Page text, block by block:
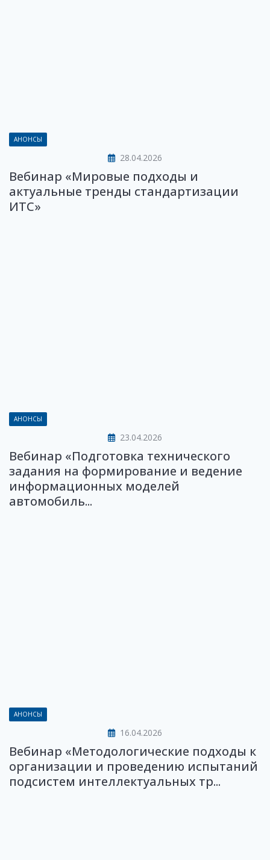
АНОНСЫ
28.04.2026
Вебинар «Мировые подходы и
актуальные тренды стандартизации
ИТС»
АНОНСЫ
23.04.2026
Вебинар «Подготовка технического
задания на формирование и ведение
информационных моделей
автомобиль...
АНОНСЫ
16.04.2026
Вебинар «Методологические подходы к
организации и проведению испытаний
подсистем интеллектуальных тр...